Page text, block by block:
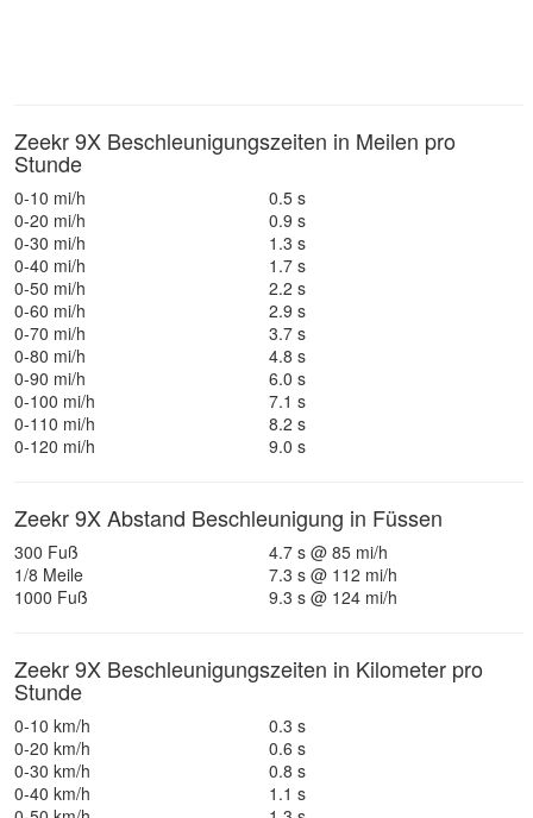
Zeekr 9X Beschleunigungszeiten in Meilen pro
Stunde
0-10 mi/h
0.5 s
0-20 mi/h
0.9 s
0-30 mi/h
1.3 s
0-40 mi/h
1.7 s
0-50 mi/h
2.2 s
0-60 mi/h
2.9 s
0-70 mi/h
3.7 s
0-80 mi/h
4.8 s
0-90 mi/h
6.0 s
0-100 mi/h
7.1 s
0-110 mi/h
8.2 s
0-120 mi/h
9.0 s
Zeekr 9X Abstand Beschleunigung in Füssen
300 Fuß
4.7 s @ 85 mi/h
1/8 Meile
7.3 s @ 112 mi/h
1000 Fuß
9.3 s @ 124 mi/h
Zeekr 9X Beschleunigungszeiten in Kilometer pro
Stunde
0-10 km/h
0.3 s
0-20 km/h
0.6 s
0-30 km/h
0.8 s
0-40 km/h
1.1 s